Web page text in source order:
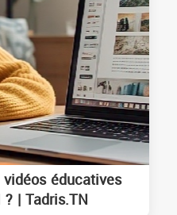
éducatives
| Tadris.TN